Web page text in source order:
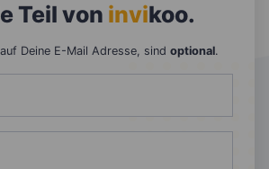
Teil von invikoo.
Deine E-Mail Adresse, sind optional.